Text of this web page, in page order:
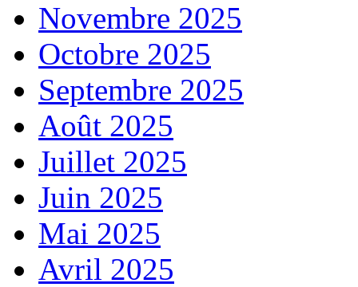
Novembre 2025
Octobre 2025
Septembre 2025
Août 2025
Juillet 2025
Juin 2025
Mai 2025
Avril 2025